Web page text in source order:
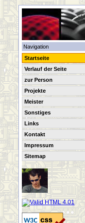
Navigation
Startseite
Verlauf der Seite
zur Person
Projekte
Meister
Sonstiges
Links
Kontakt
Impressum
Sitemap